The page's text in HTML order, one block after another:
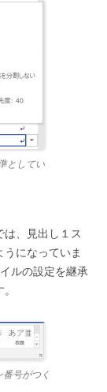
としてい
、見出し１ス
になっていま
ルの設定を継承
号がつく